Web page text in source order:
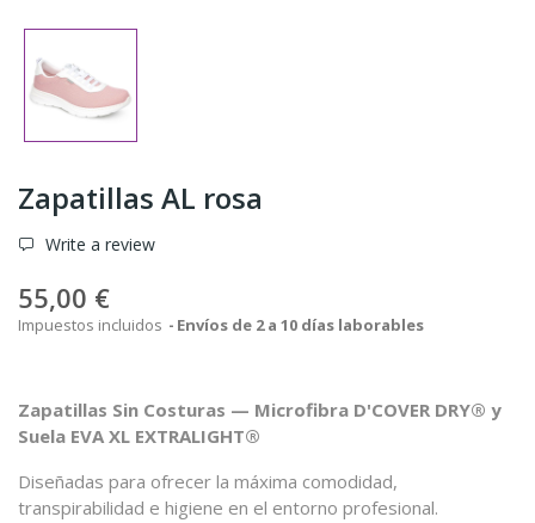
Zapatillas AL rosa
Write a review
55,00 €
Impuestos incluidos Envíos de 2 a 10 días laborables
Zapatillas Sin Costuras — Microfibra D'COVER DRY® y
Suela EVA XL EXTRALIGHT®
Diseñadas para ofrecer la máxima comodidad,
transpirabilidad e higiene en el entorno profesional.